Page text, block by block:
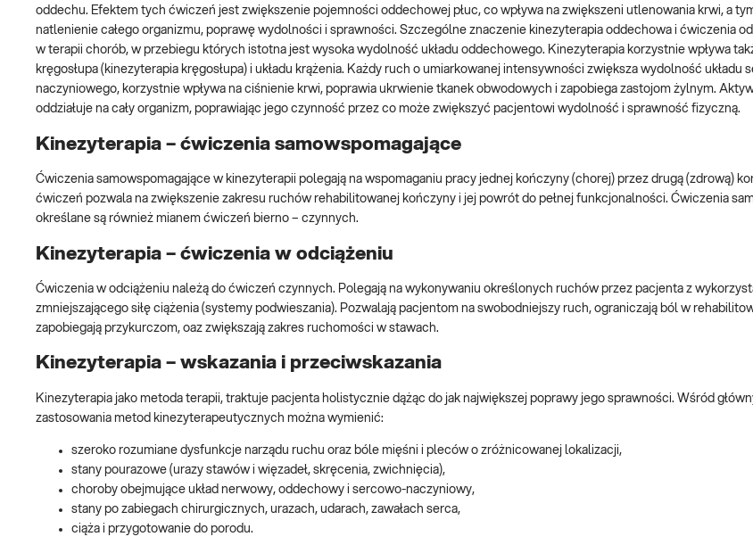
oddechu. Efektem tych ćwiczeń jest zwiększenie pojemności oddechowej płuc, co wpływa na zwiększeni utlenowania krwi, a
natlenienie całego organizmu, poprawę wydolności i sprawności. Szczególne znaczenie kinezyterapia oddechowa i ćwiczenia
w terapii chorób, w przebiegu których istotna jest wysoka wydolność układu oddechowego. Kinezyterapia korzystnie wpływa
kręgosłupa (kinezyterapia kręgosłupa) i układu krążenia. Każdy ruch o umiarkowanej intensywności zwiększa wydolność układu
naczyniowego, korzystnie wpływa na ciśnienie krwi, poprawia ukrwienie tkanek obwodowych i zapobiega zastojom żylnym.
oddziałuje na cały organizm, poprawiając jego czynność przez co może zwiększyć pacjentowi wydolność i sprawność fizyczną.
Kinezyterapia – ćwiczenia samowspomagające
Ćwiczenia samowspomagające w kinezyterapii polegają na wspomaganiu pracy jednej kończyny (chorej) przez drugą (zdrową)
ćwiczeń pozwala na zwiększenie zakresu ruchów rehabilitowanej kończyny i jej powrót do pełnej funkcjonalności. Ćwiczenia
określane są również mianem ćwiczeń bierno – czynnych.
Kinezyterapia – ćwiczenia w odciążeniu
Ćwiczenia w odciążeniu należą do ćwiczeń czynnych. Polegają na wykonywaniu określonych ruchów przez pacjenta z
zmniejszającego siłę ciążenia (systemy podwieszania). Pozwalają pacjentom na swobodniejszy ruch, ograniczają ból w
zapobiegają przykurczom, oaz zwiększają zakres ruchomości w stawach.
Kinezyterapia – wskazania i przeciwskazania
Kinezyterapia jako metoda terapii, traktuje pacjenta holistycznie dążąc do jak największej poprawy jego sprawności. Wśród
zastosowania metod kinezyterapeutycznych można wymienić:
szeroko rozumiane dysfunkcje narządu ruchu oraz bóle mięśni i pleców o zróżnicowanej lokalizacji,
stany pourazowe (urazy stawów i więzadeł, skręcenia, zwichnięcia),
choroby obejmujące układ nerwowy, oddechowy i sercowo-naczyniowy,
stany po zabiegach chirurgicznych, urazach, udarach, zawałach serca,
ciąża i przygotowanie do porodu.